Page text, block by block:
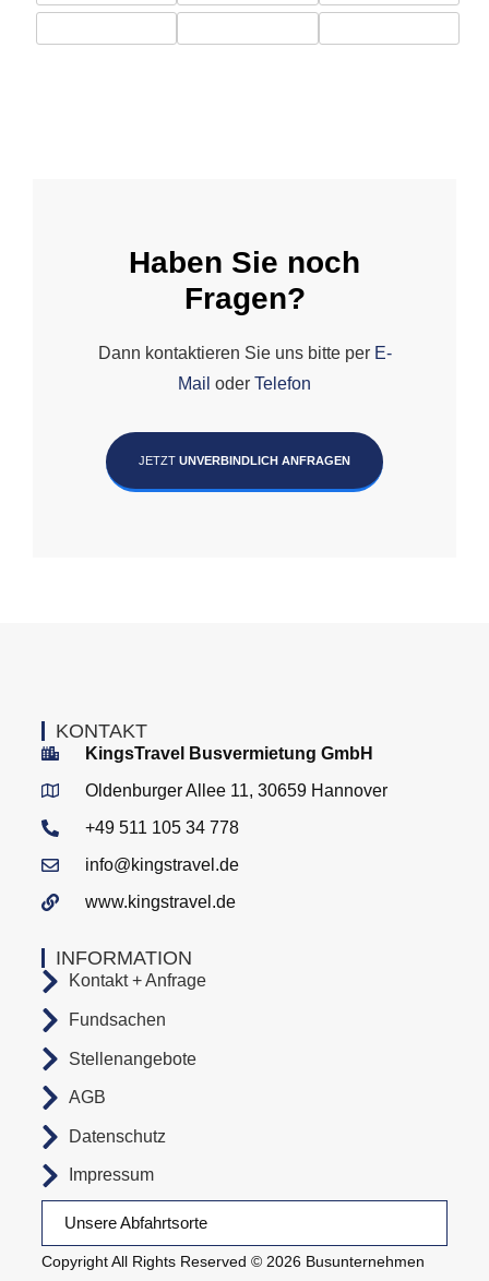
Haben Sie noch
Fragen?
Dann kontaktieren Sie uns bitte per E-
Mail oder Telefon
JETZT UNVERBINDLICH ANFRAGEN
Copyright All Rights Reserved © 2026 Busunternehmen
Unsere Abfahrtsorte
INFORMATION
Kontakt + Anfrage
Fundsachen
Stellenangebote
AGB
Datenschutz
Impressum
KONTAKT
KingsTravel Busvermietung GmbH
Oldenburger Allee 11, 30659 Hannover
+49 511 105 34 778
info@kingstravel.de
www.kingstravel.de